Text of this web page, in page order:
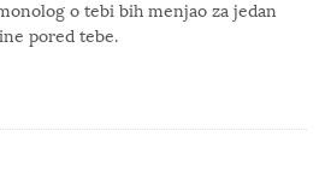
o tebi bih menjao za jedan
pored tebe.